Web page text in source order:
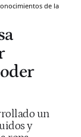
de la
un
y